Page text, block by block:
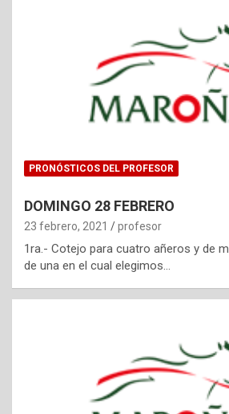
PRONÓSTICOS DEL PROFESOR
DOMINGO 28 FEBRERO
23 febrero, 2021 profesor
1ra.- Cotejo para cuatro añeros y de
de una en el cual elegimos…